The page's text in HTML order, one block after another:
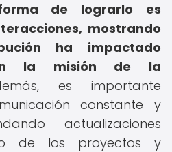
de lograrlo es
mostrando
ha impactado
la misión de la
es importante
constante y
actualizaciones
de los proyectos y